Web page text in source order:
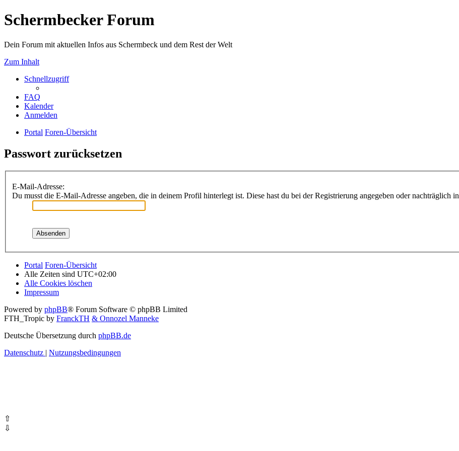
Schermbecker Forum
Dein Forum mit aktuellen Infos aus Schermbeck und dem Rest der Welt
Zum Inhalt
Schnellzugriff
FAQ
Kalender
Anmelden
Portal Foren-Übersicht
Passwort zurücksetzen
E-Mail-Adresse:
Du musst die E-Mail-Adresse angeben, die in deinem Profil hinterlegt ist. Diese hast du bei der Registrierung angegeben oder nachträglich
Portal Foren-Übersicht
Alle Zeiten sind UTC+02:00
Alle Cookies löschen
Impressum
Powered by phpBB® Forum Software © phpBB Limited
FTH_Tropic by FranckTH & Onnozel Manneke
Deutsche Übersetzung durch phpBB.de
Datenschutz | Nutzungsbedingungen
⇧
⇩